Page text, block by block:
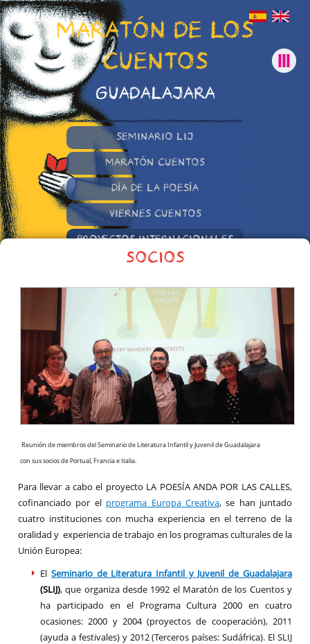
MARATÓN DE LOS
CUENTOS
GUADALAJARA
SEMINARIO LIJ
MARATÓN CUENTOS
DÍA DE LA POESÍA
VIERNES CUENTOS
PROYECTOS INTERNACIONALES
OTRAS INICIATIVAS
SOCIOS
Reunión de miembros del Seminario de Literatura Infantil y Juvenil de Guadalajara
con sus socios de Portual, Francia e Italia.
Para llevar a cabo el proyecto LA POESÍA ANDA POR LAS CALLES,
cofinanciado por el programa Europa Creativa, se han juntado
cuatro instituciones con mucha experiencia en el terreno de la
oralidad y experiencia de trabajo en los programas culturales de la
Unión Europea:
El Seminario de Literatura Infantil y Juvenil de Guadalajara
(SLIJ), que organiza desde 1992 el Maratón de los Cuentos y
ha participado en el Programa Cultura 2000 en cuatro
ocasiones: 2000 y 2004 (proyectos de cooperación), 2011
(ayuda a festivales) y 2012 (Terceros países: Sudáfrica). El SLIJ